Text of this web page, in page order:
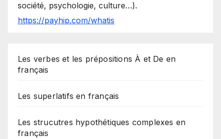
société, psychologie, culture…).
https://payhip.com/whatis
Les verbes et les prépositions À et De en
français
Les superlatifs en français
Les strucutres hypothétiques complexes en
français